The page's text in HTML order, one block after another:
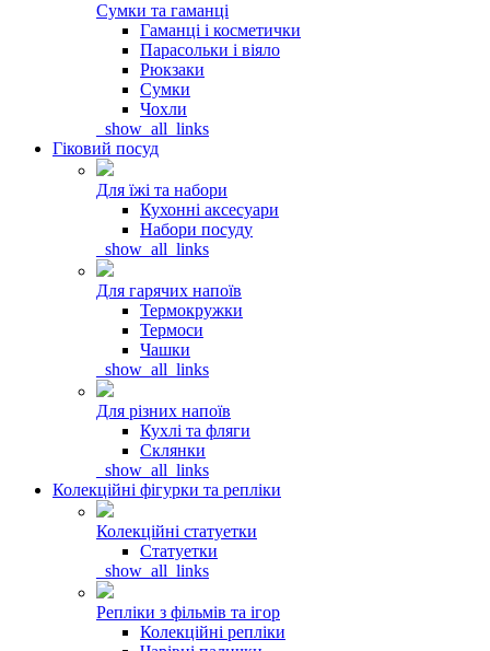
Сумки та гаманці
Гаманці і косметички
Парасольки і віяло
Рюкзаки
Сумки
Чохли
_show_all_links
Гіковий посуд
Для їжі та набори
Кухонні аксесуари
Набори посуду
_show_all_links
Для гарячих напоїв
Термокружки
Термоси
Чашки
_show_all_links
Для різних напоїв
Кухлі та фляги
Склянки
_show_all_links
Колекційні фігурки та репліки
Колекційні статуетки
Статуетки
_show_all_links
Репліки з фільмів та ігор
Колекційні репліки